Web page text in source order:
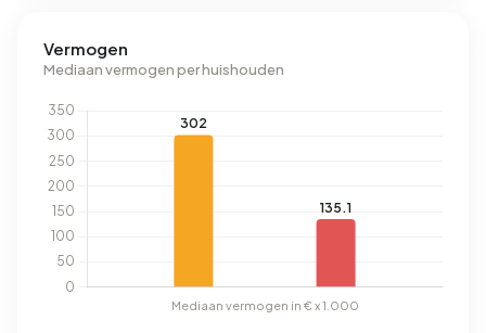
Vermogen
Mediaan vermogen per huishouden